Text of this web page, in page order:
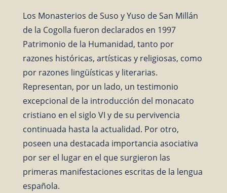
Los Monasterios de Suso y Yuso de San Millán
de la Cogolla fueron declarados en 1997
Patrimonio de la Humanidad, tanto por
razones históricas, artísticas y religiosas, como
por razones lingüísticas y literarias.
Representan, por un lado, un testimonio
excepcional de la introducción del monacato
cristiano en el siglo VI y de su pervivencia
continuada hasta la actualidad. Por otro,
poseen una destacada importancia asociativa
por ser el lugar en el que surgieron las
primeras manifestaciones escritas de la lengua
española.